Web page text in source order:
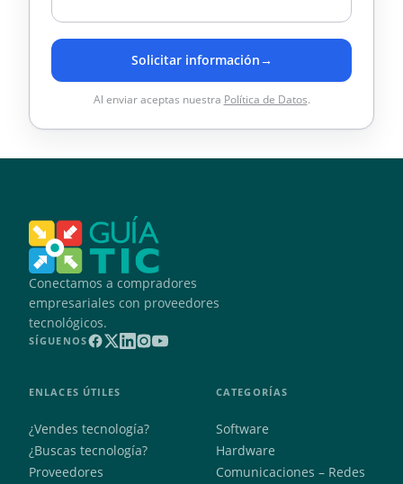
Solicitar información→
Al enviar aceptas nuestra Política de Datos.
Conectamos a compradores
empresariales con proveedores
tecnológicos.
SÍGUENOS
ENLACES ÚTILES
¿Vendes tecnología?
¿Buscas tecnología?
Proveedores
CATEGORÍAS
Software
Hardware
Comunicaciones – Redes